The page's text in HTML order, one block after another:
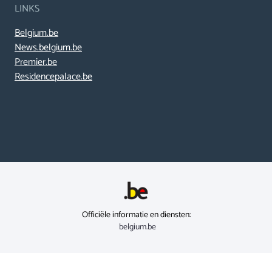
LINKS
Belgium.be
News.belgium.be
Premier.be
Residencepalace.be
Officiële informatie en diensten:
belgium.be